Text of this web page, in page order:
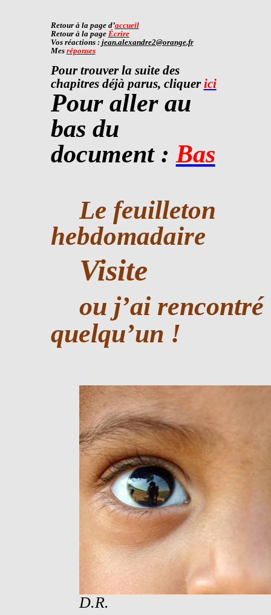
Retour à la page d’accueil
Retour à la page Écrire
Vos réactions : jean.alexandre2@orange.fr
Mes réponses
Pour trouver la suite des
chapitres déjà parus, cliquerici
Pour aller au
bas du
document : Bas
Le feuilleton
hebdomadaire
Visite
ou j’ai rencontré
quelqu’un !
D.R.